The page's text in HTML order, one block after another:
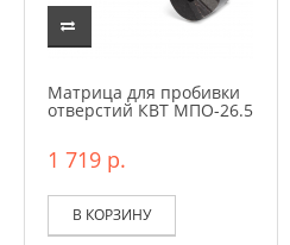
Матрица для пробивки
отверстий КВТ МПО-26.5
1 719 р.
В КОРЗИНУ